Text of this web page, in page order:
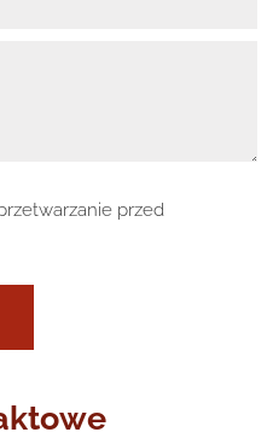
przed